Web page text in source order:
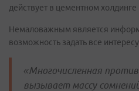
действует в цементном холдинге
Немаловажным является
возможность задать все
«Многочисленная
вызывает массу